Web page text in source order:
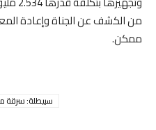
من الكشف عن الجناة وإعادة
ممكن.
سبيطلة: سرقة